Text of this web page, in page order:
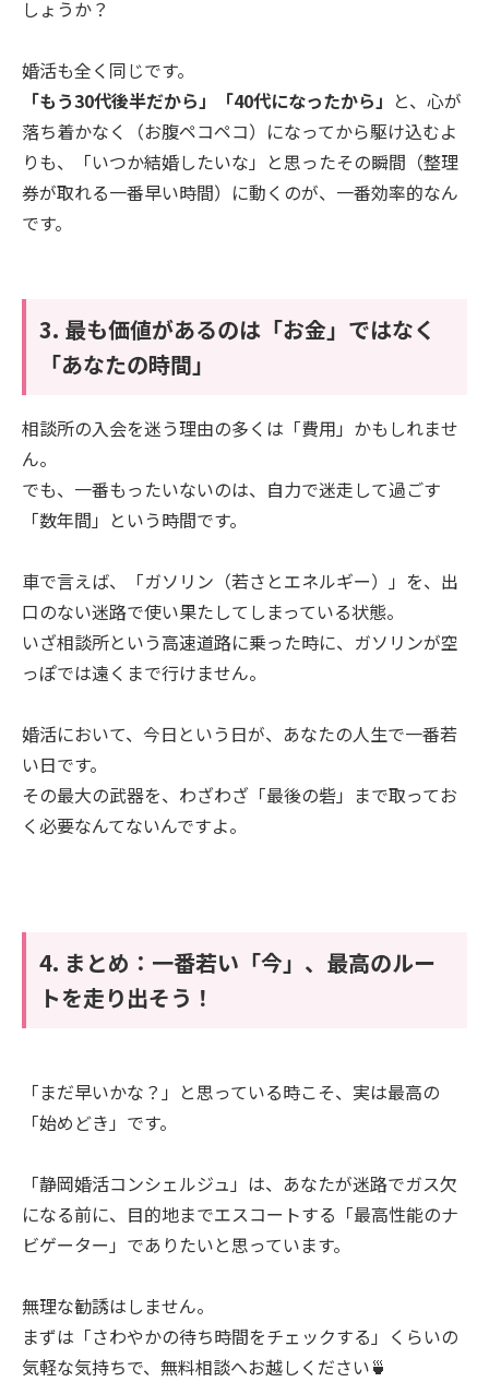
しょうか？
婚活も全く同じです。
「もう30代後半だから」「40代になったから」 と、心が
落ち着かなく（お腹ペコペコ）になってから駆け込むよ
りも、「いつか結婚したいな」と思ったその瞬間（整理
券が取れる一番早い時間）に動くのが、一番効率的なん
です。
3. 最も価値があるのは「お金」ではなく
「あなたの時間」
相談所の入会を迷う理由の多くは「費用」かもしれませ
ん。
でも、一番もったいないのは、自力で迷走して過ごす
「数年間」という時間です。
車で言えば、「ガソリン（若さとエネルギー）」を、出
口のない迷路で使い果たしてしまっている状態。
いざ相談所という高速道路に乗った時に、ガソリンが空
っぽでは遠くまで行けません。
婚活において、今日という日が、あなたの人生で一番若
い日です。
その最大の武器を、わざわざ「最後の砦」まで取ってお
く必要なんてないんですよ。
4. まとめ：一番若い「今」、最高のルー
トを走り出そう！
「まだ早いかな？」と思っている時こそ、実は最高の
「始めどき」です。
「静岡婚活コンシェルジュ」は、あなたが迷路でガス欠
になる前に、目的地までエスコートする「最高性能のナ
ビゲーター」でありたいと思っています。
無理な勧誘はしません。
まずは「さわやかの待ち時間をチェックする」くらいの
気軽な気持ちで、無料相談へお越しください🍵